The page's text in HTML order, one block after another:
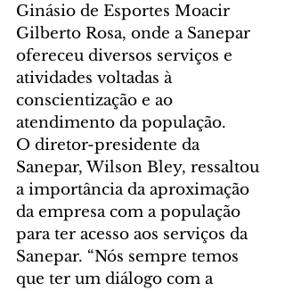
Ginásio de Esportes Moacir
Gilberto Rosa, onde a Sanepar
ofereceu diversos serviços e
atividades voltadas à
conscientização e ao
atendimento da população.
O diretor-presidente da
Sanepar, Wilson Bley, ressaltou
a importância da aproximação
da empresa com a população
para ter acesso aos serviços da
Sanepar. “Nós sempre temos
que ter um diálogo com a